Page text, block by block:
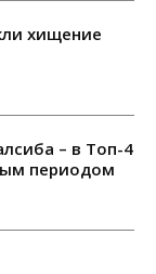
хищение
– в Топ-4
периодом